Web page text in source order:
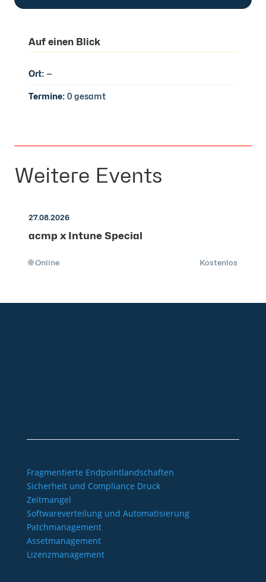
Auf einen Blick
Ort: —
Termine: 0 gesamt
Weitere Events
27.08.2026
acmp x Intune Special
🌐 Online Kostenlos
Fragmentierte Endpointlandschaften
Sicherheit und Compliance Druck
Zeitmangel
Softwareverteilung und Automatisierung
Patchmanagement
Assetmanagement
Lizenzmanagement